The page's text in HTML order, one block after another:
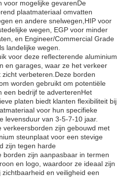
voor mogelijke gevarenDe
plaatmateriaal omvatten
en andere snelwegen,HIP voor
wegen, EGP voor minder
en Engineer/Commercial Grade
landelijke wegen.
voor deze reflecterende aluminium
en garages, waar ze het verkeer
verbeteren.Deze borden
worden gebruikt om potentiële
een bedrijf te adverterenHet
platen biedt klanten flexibiliteit bij
voor hun specifieke
levensduur van 3-5-7-10 jaar.
verkeersborden zijn gebouwd met
steunplaat voor een stevige
zijn tegen harde
borden zijn aanpasbaar in termen
en logo, waardoor ze ideaal zijn
en veiligheid een